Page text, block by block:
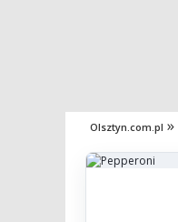
Olsztyn.com.pl